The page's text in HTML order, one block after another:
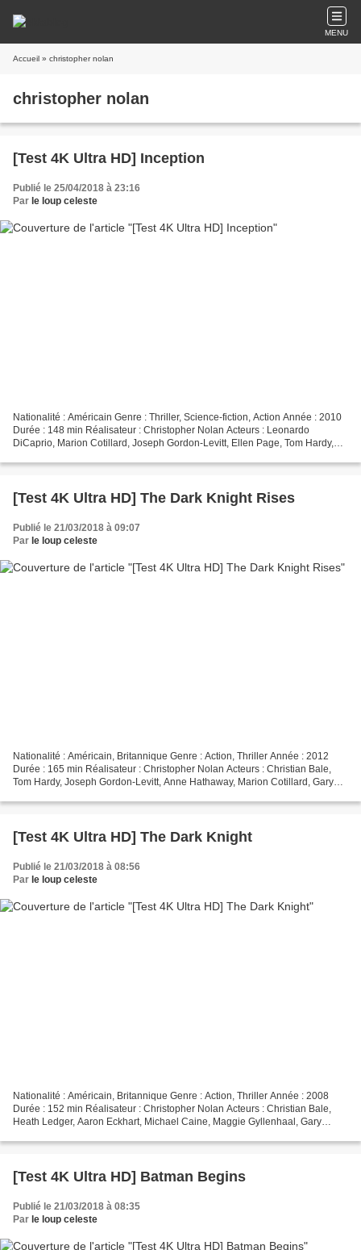
MENU
Accueil » christopher nolan
christopher nolan
[Test 4K Ultra HD] Inception
Publié le 25/04/2018 à 23:16
Par le loup celeste
Nationalité : Américain Genre : Thriller, Science-fiction, Action Année : 2010
Durée : 148 min Réalisateur : Christopher Nolan Acteurs : Leonardo
DiCaprio, Marion Cotillard, Joseph Gordon-Levitt, Ellen Page, Tom Hardy,
[Test 4K Ultra HD] The Dark Knight Rises
Publié le 21/03/2018 à 09:07
Par le loup celeste
Nationalité : Américain, Britannique Genre : Action, Thriller Année : 2012
Durée : 165 min Réalisateur : Christopher Nolan Acteurs : Christian Bale,
Tom Hardy, Joseph Gordon-Levitt, Anne Hathaway, Marion Cotillard, Gary
[Test 4K Ultra HD] The Dark Knight
Publié le 21/03/2018 à 08:56
Par le loup celeste
Nationalité : Américain, Britannique Genre : Action, Thriller Année : 2008
Durée : 152 min Réalisateur : Christopher Nolan Acteurs : Christian Bale,
Heath Ledger, Aaron Eckhart, Michael Caine, Maggie Gyllenhaal, Gary
[Test 4K Ultra HD] Batman Begins
Publié le 21/03/2018 à 08:35
Par le loup celeste